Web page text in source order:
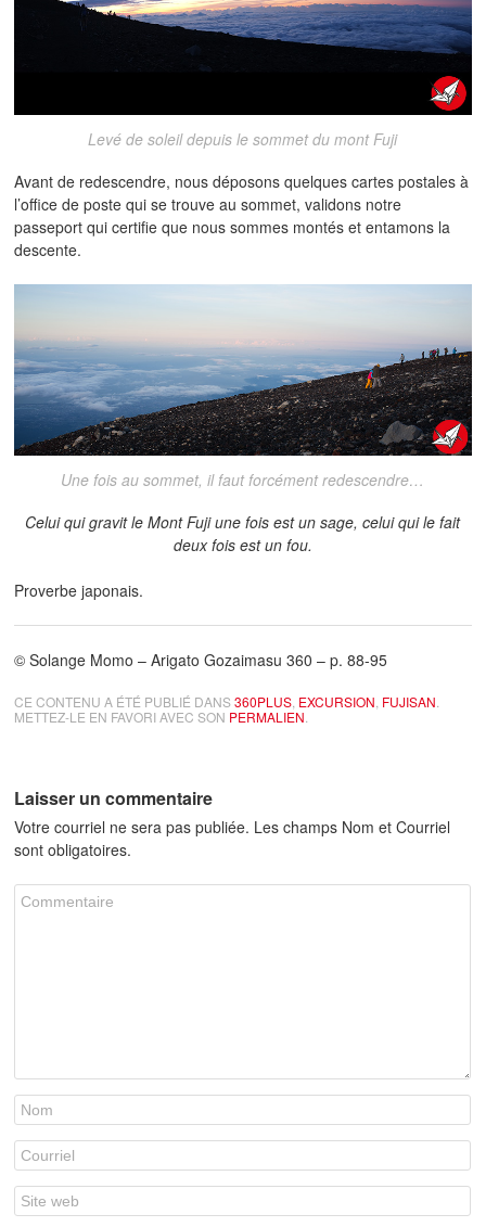
Levé de soleil depuis le sommet du mont Fuji
Avant de redescendre, nous déposons quelques cartes postales à
l’office de poste qui se trouve au sommet, validons notre
passeport qui certifie que nous sommes montés et entamons la
descente.
Une fois au sommet, il faut forcément redescendre…
Celui qui gravit le Mont Fuji une fois est un sage, celui qui le fait
deux fois est un fou.
Proverbe japonais.
© Solange Momo – Arigato Gozaimasu 360 – p. 88-95
CE CONTENU A ÉTÉ PUBLIÉ DANS360PLUS EXCURSION FUJISAN
METTEZ-LE EN FAVORI AVEC SON PERMALIEN
Laisser un commentaire
Votre courriel ne sera pas publiée. Les champs Nom et Courriel
sont obligatoires.